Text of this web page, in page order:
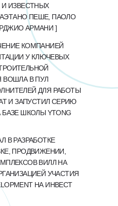
И ИЗВЕСТНЫХ
ПЕШЕ, ПАОЛО
АРМАНИ ]
КОМПАНИЕЙ
У КЛЮЧЕВЫХ
ВОШЛА В ПУЛ
ДЛЯ РАБОТЫ
И ЗАПУСТИЛ СЕРИЮ
ШКОЛЫ YTONG
В РАЗРАБОТКЕ
ПРОДВИЖЕНИИ,
ВИЛЛ НА
УЧАСТИЯ
НА ИНВЕСТ